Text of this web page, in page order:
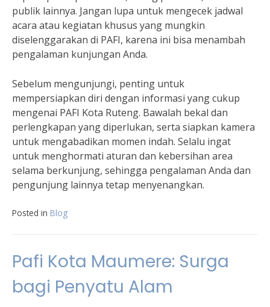
publik lainnya. Jangan lupa untuk mengecek jadwal
acara atau kegiatan khusus yang mungkin
diselenggarakan di PAFI, karena ini bisa menambah
pengalaman kunjungan Anda.
Sebelum mengunjungi, penting untuk
mempersiapkan diri dengan informasi yang cukup
mengenai PAFI Kota Ruteng. Bawalah bekal dan
perlengkapan yang diperlukan, serta siapkan kamera
untuk mengabadikan momen indah. Selalu ingat
untuk menghormati aturan dan kebersihan area
selama berkunjung, sehingga pengalaman Anda dan
pengunjung lainnya tetap menyenangkan.
Posted in Blog
Pafi Kota Maumere: Surga
bagi Penyatu Alam